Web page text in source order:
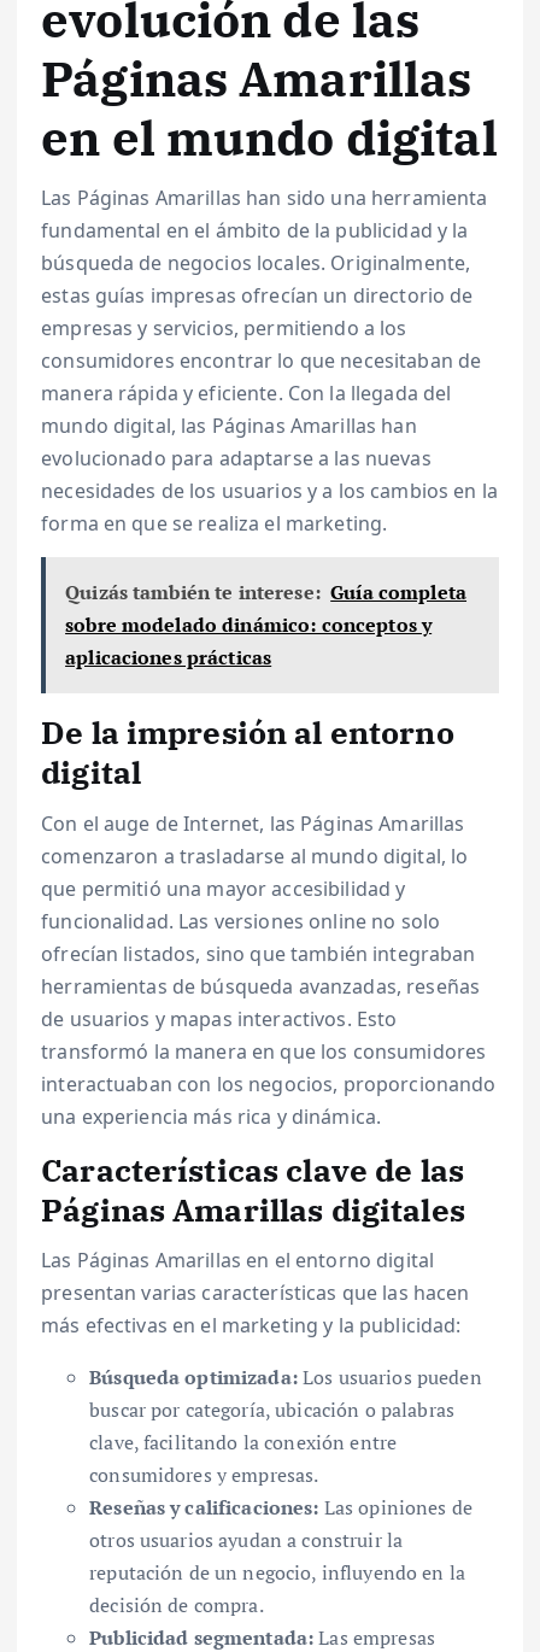
evolución de las
Páginas Amarillas
en el mundo digital
Las Páginas Amarillas han sido una herramienta
fundamental en el ámbito de la publicidad y la
búsqueda de negocios locales. Originalmente,
estas guías impresas ofrecían un directorio de
empresas y servicios, permitiendo a los
consumidores encontrar lo que necesitaban de
manera rápida y eficiente. Con la llegada del
mundo digital, las Páginas Amarillas han
evolucionado para adaptarse a las nuevas
necesidades de los usuarios y a los cambios en la
forma en que se realiza el marketing.
Quizás también te interese: Guía completa
sobre modelado dinámico: conceptos y
aplicaciones prácticas
De la impresión al entorno
digital
Con el auge de Internet, las Páginas Amarillas
comenzaron a trasladarse al mundo digital, lo
que permitió una mayor accesibilidad y
funcionalidad. Las versiones online no solo
ofrecían listados, sino que también integraban
herramientas de búsqueda avanzadas, reseñas
de usuarios y mapas interactivos. Esto
transformó la manera en que los consumidores
interactuaban con los negocios, proporcionando
una experiencia más rica y dinámica.
Características clave de las
Páginas Amarillas digitales
Las Páginas Amarillas en el entorno digital
presentan varias características que las hacen
más efectivas en el marketing y la publicidad:
Búsqueda optimizada:Los usuarios pueden
buscar por categoría, ubicación o palabras
clave, facilitando la conexión entre
consumidores y empresas.
Reseñas y calificaciones: Las opiniones de
otros usuarios ayudan a construir la
reputación de un negocio, influyendo en la
decisión de compra.
Publicidad segmentada:Las empresas